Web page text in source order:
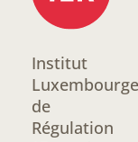
Institut
de
Régulation